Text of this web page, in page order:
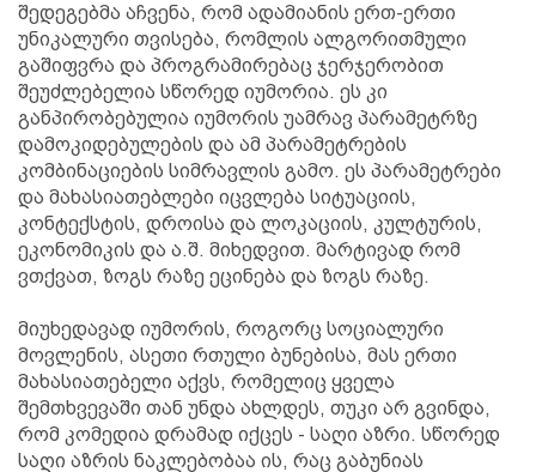
შედეგებმა აჩვენა, რომ ადამიანის ერთ-ერთი
უნიკალური თვისება, რომლის ალგორითმული
გაშიფვრა და პროგრამირებაც ჯერჯერობით
შეუძლებელია სწორედ იუმორია. ეს კი
განპირობებულია იუმორის უამრავ პარამეტრზე
დამოკიდებულების და ამ პარამეტრების
კომბინაციების სიმრავლის გამო. ეს პარამეტრები
და მახასიათებლები იცვლება სიტუაციის,
კონტექსტის, დროისა და ლოკაციის, კულტურის,
ეკონომიკის და ა.შ. მიხედვით. მარტივად რომ
ვთქვათ, ზოგს რაზე ეცინება და ზოგს რაზე.
მიუხედავად იუმორის, როგორც სოციალური
მოვლენის, ასეთი რთული ბუნებისა, მას ერთი
მახასიათებელი აქვს, რომელიც ყველა
შემთხვევაში თან უნდა ახლდეს, თუკი არ გვინდა,
რომ კომედია დრამად იქცეს - საღი აზრი. სწორედ
საღი აზრის ნაკლებობაა ის, რაც გაბუნიას